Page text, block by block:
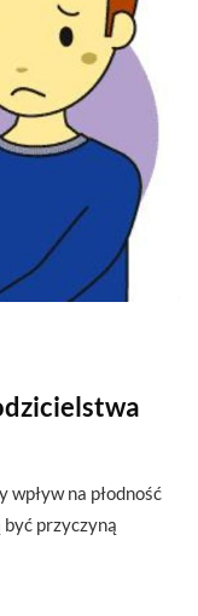
na płodność
przyczyną